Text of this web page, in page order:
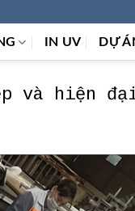
IN UV DỰ
và hiện